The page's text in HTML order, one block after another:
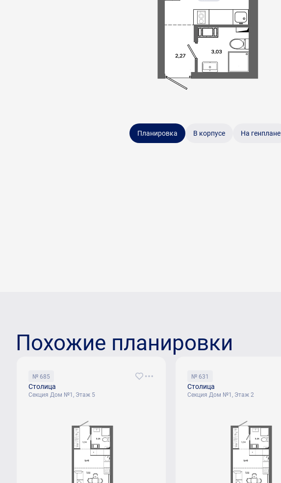
Планировка В корпусе На генплане
Похожие планировки
№ 685
Столица
Секция Дом №1, Этаж 5
№ 631
Столица
Секция Дом №1, Этаж 2